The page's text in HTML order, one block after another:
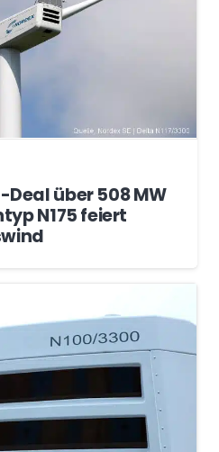
über 508 MW
N175 feiert